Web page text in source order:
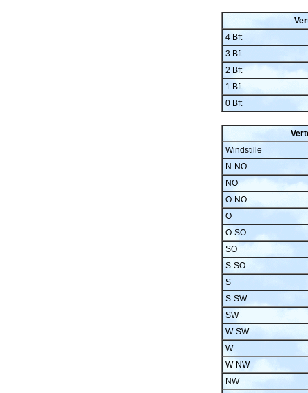
4 Bft
3 Bft
2 Bft
1 Bft
0 Bft
Windstille
N-NO
NO
O-NO
O
O-SO
SO
S-SO
S
S-SW
SW
W-SW
W
W-NW
NW